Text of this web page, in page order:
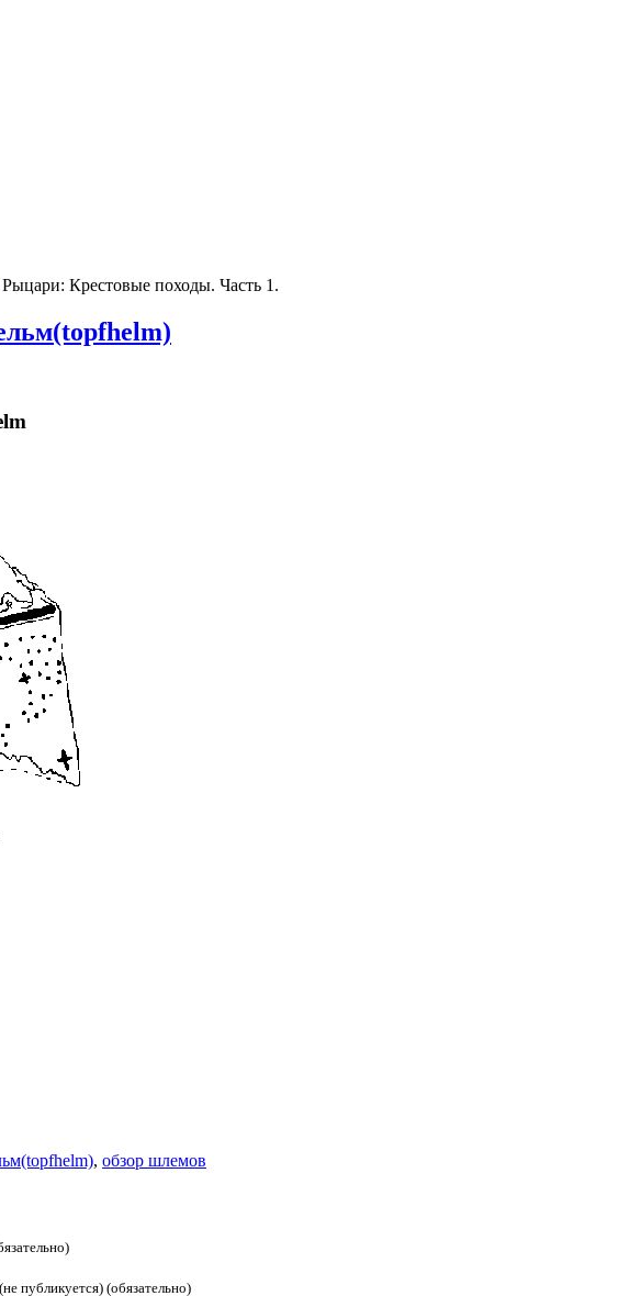
Крестовые походы. Часть 1.
, обзор шлемов
публикуется) (обязательно)